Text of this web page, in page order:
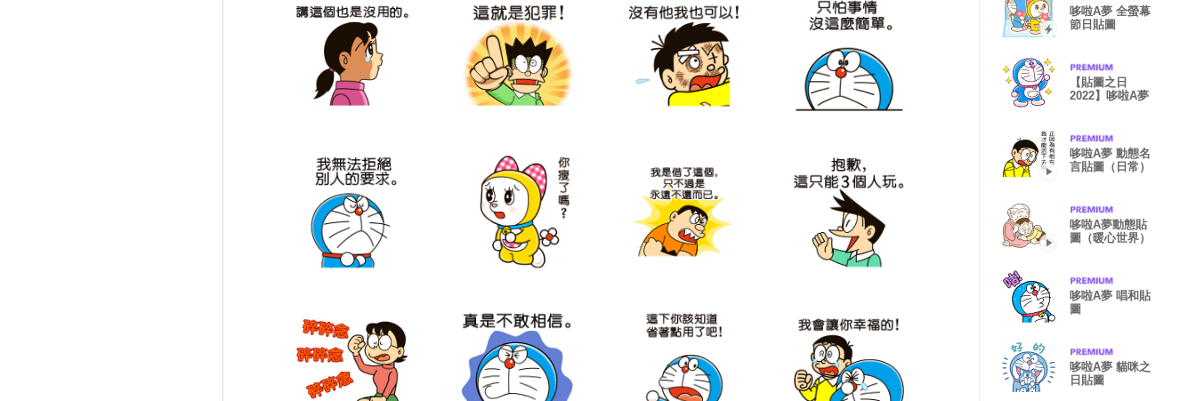
哆啦A夢 全螢幕
節日貼圖
【貼圖之日
2022】哆啦A夢
哆啦A夢 動態名
言貼圖（日常）
哆啦A夢動態貼
圖（暖心世界）
哆啦A夢 唱和貼
圖
哆啦A夢 貓咪之
日貼圖